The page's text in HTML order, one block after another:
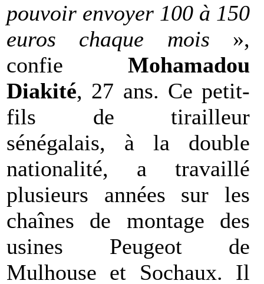
pouvoir envoyer 100 à 150
euros chaque mois »,
confie Mohamadou
Diakité, 27 ans. Ce petit-
fils de tirailleur
sénégalais, à la double
nationalité, a travaillé
plusieurs années sur les
chaînes de montage des
usines Peugeot de
Mulhouse et Sochaux. Il